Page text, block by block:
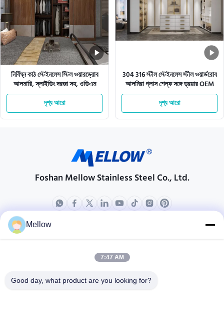
নির্বিঘ্ন কাঠ স্টেইনলেস স্টিল ওয়ারড্রোব
আলমারি, স্লাইডিং দরজা সহ, ওডিএম
দৃশ্য আরো
304 316 স্টীল স্টেইনলেস স্টীল ওয়ার্ডরোব
আলমিরা গ্লাস শেল্ফ সঙ্গে ড্রয়ার OEM
দৃশ্য আরো
Foshan Mellow Stainless Steel Co., Ltd.
পণ্য
কোম্পানির প্রোফাইল
গুণমান নিয়ন্ত্রণ
Mellow
7:47 AM
Good day, what product are you looking for?